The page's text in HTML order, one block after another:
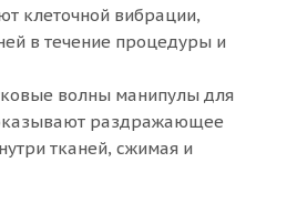
клеточной вибрации,
в течение процедуры и
волны манипулы для
раздражающее
тканей, сжимая и